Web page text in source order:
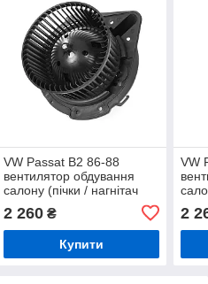
VW Passat B2 86-88
вентилятор обдування
салону (пічки / нагнітач
2 260₴
Купити
VW
2